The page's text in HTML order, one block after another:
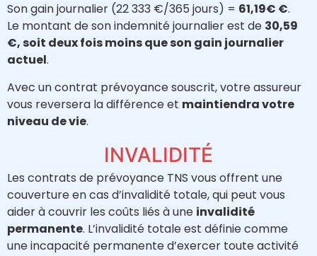
Son gain journalier (22 333 €/365 jours) = 61,19€ €.
Le montant de son indemnité journalier est de 30,59
€, soit deux fois moins que son gain journalier
actuel.
Avec un contrat prévoyance souscrit, votre assureur
vous reversera la différence et maintiendra votre
niveau de vie.
INVALIDITÉ
Les contrats de prévoyance TNS vous offrent une
couverture en cas d’invalidité totale, qui peut vous
aider à couvrir les coûts liés à une invalidité
permanente. L’invalidité totale est définie comme
une incapacité permanente d’exercer toute activité